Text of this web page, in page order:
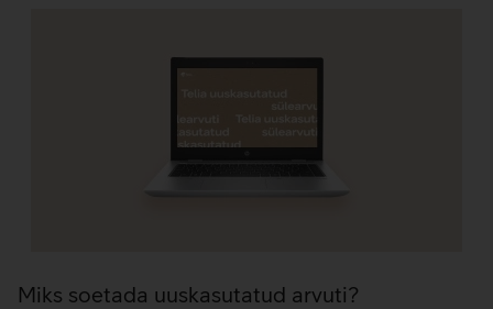
Miks soetada uuskasutatud arvuti?